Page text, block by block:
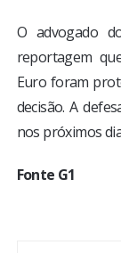
O advogado
reportagem
Euro foram
decisão. A
nos próximos
Fonte G1